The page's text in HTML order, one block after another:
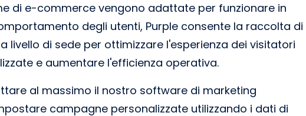
di e-commerce vengono adattate per funzionare in
degli utenti, Purple consente la raccolta di
livello di sede per ottimizzare l'esperienza dei visitatori
e aumentare l'efficienza operativa.
al massimo il nostro software di marketing
campagne personalizzate utilizzando i dati di